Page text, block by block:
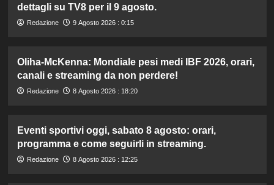
dettagli su TV8 per il 9 agosto.
Redazione 9 Agosto 2026 : 0:15
Oliha-McKenna: Mondiale pesi medi IBF 2026, orari,
canali e streaming da non perdere!
Redazione 8 Agosto 2026 : 18:20
Eventi sportivi oggi, sabato 8 agosto: orari,
programma e come seguirli in streaming.
Redazione 8 Agosto 2026 : 12:25